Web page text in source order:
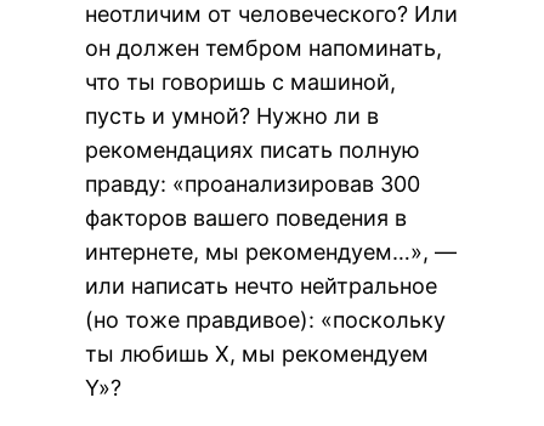
неотличим от человеческого? Или
он должен тембром напоминать,
что ты говоришь с машиной,
пусть и умной? Нужно ли в
рекомендациях писать полную
правду: «проанализировав 300
факторов вашего поведения в
интернете, мы рекомендуем…», —
или написать нечто нейтральное
(но тоже правдивое): «поскольку
ты любишь X, мы рекомендуем
Y»?